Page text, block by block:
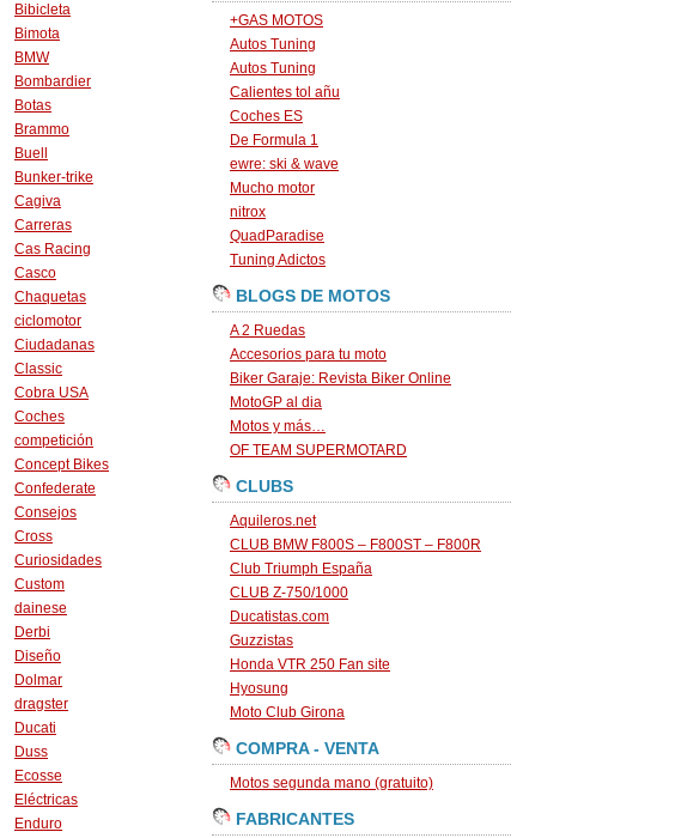
Bibicleta
Bimota
BMW
Bombardier
Botas
Brammo
Buell
Bunker-trike
Cagiva
Carreras
Cas Racing
Casco
Chaquetas
ciclomotor
Ciudadanas
Classic
Cobra USA
Coches
competición
Concept Bikes
Confederate
Consejos
Cross
Curiosidades
Custom
dainese
Derbi
Diseño
Dolmar
dragster
Ducati
Duss
Ecosse
Eléctricas
Enduro
+GAS MOTOS
Autos Tuning
Autos Tuning
Calientes tol añu
Coches ES
De Formula 1
ewre: ski & wave
Mucho motor
nitrox
QuadParadise
Tuning Adictos
BLOGS DE MOTOS
A 2 Ruedas
Accesorios para tu moto
Biker Garaje: Revista Biker Online
MotoGP al dia
Motos y más…
OF TEAM SUPERMOTARD
CLUBS
Aquileros.net
CLUB BMW F800S – F800ST – F800R
Club Triumph España
CLUB Z-750/1000
Ducatistas.com
Guzzistas
Honda VTR 250 Fan site
Hyosung
Moto Club Girona
COMPRA - VENTA
Motos segunda mano (gratuito)
FABRICANTES